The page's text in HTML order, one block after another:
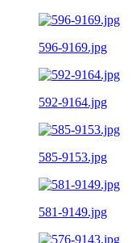
596-9169.jpg
592-9164.jpg
585-9153.jpg
581-9149.jpg